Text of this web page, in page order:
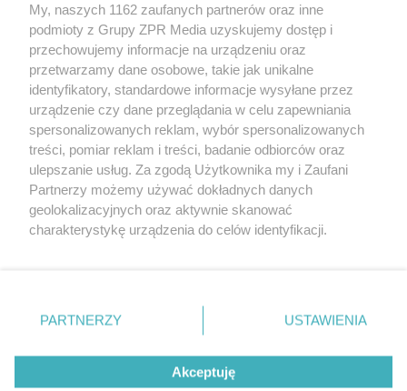
Żaden utwór zamieszczony w serwisie nie może być powielany i
rozpowszechniany lub dalej rozpowszechniany w jakikolwiek sposób (w
tym także elektroniczny lub mechaniczny) na jakimkolwiek polu
eksploatacji w jakiejkolwiek formie, włącznie z umieszczaniem w
Internecie bez pisemnej zgody właściciela praw. Jakiekolwiek użycie lub
wykorzystanie utworów w całości lub w części z naruszeniem prawa,
tzn. bez właściwej zgody, jest zabronione pod groźbą kary i może być
ścigane prawnie.
© 2026 Grupa ZPR Media
My, naszych 1162 zaufanych partnerów oraz inne
podmioty z Grupy ZPR Media uzyskujemy dostęp i
przechowujemy informacje na urządzeniu oraz
przetwarzamy dane osobowe, takie jak unikalne
identyfikatory, standardowe informacje wysyłane przez
urządzenie czy dane przeglądania w celu zapewniania
spersonalizowanych reklam, wybór spersonalizowanych
treści, pomiar reklam i treści, badanie odbiorców oraz
ulepszanie usług. Za zgodą Użytkownika my i Zaufani
Partnerzy możemy używać dokładnych danych
geolokalizacyjnych oraz aktywnie skanować
charakterystykę urządzenia do celów identyfikacji.
zmienić/wycofać klikając przycisk ustawień prywatności
znajdujący się w lewym dolnym rogu strony
rodzaje przetwarzania danych nie wymagają zgody
użytkownika, ale masz prawo sprzeciwić się takiemu
PARTNERZY USTAWIENIA
Akceptuję